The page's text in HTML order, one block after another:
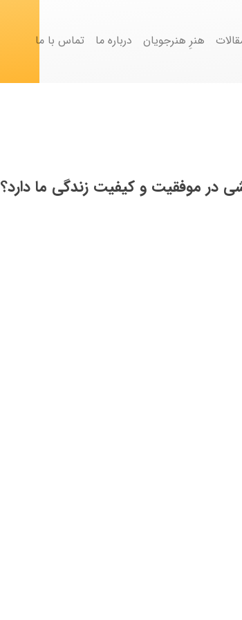
هنرِ هنرجویان درباره ما تماس با ما
موفقیت و کیفیت زندگی ما دارد؟